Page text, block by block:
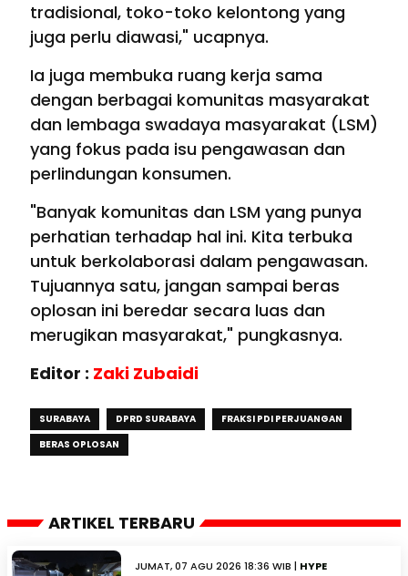
tradisional, toko-toko kelontong yang
juga perlu diawasi," ucapnya.
Ia juga membuka ruang kerja sama
dengan berbagai komunitas masyarakat
dan lembaga swadaya masyarakat (LSM)
yang fokus pada isu pengawasan dan
perlindungan konsumen.
"Banyak komunitas dan LSM yang punya
perhatian terhadap hal ini. Kita terbuka
untuk berkolaborasi dalam pengawasan.
Tujuannya satu, jangan sampai beras
oplosan ini beredar secara luas dan
merugikan masyarakat," pungkasnya.
Editor : Zaki Zubaidi
SURABAYA DPRD SURABAYA
FRAKSI PDI PERJUANGAN
BERAS OPLOSAN
ARTIKEL TERBARU
JUMAT, 07 AGU 2026 18:36 WIB | HYPE